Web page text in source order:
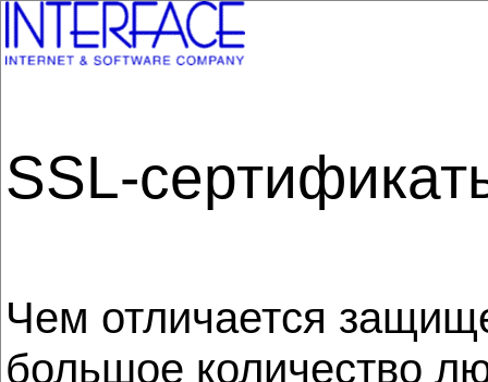
SSL-
Чем отличается
большое количество